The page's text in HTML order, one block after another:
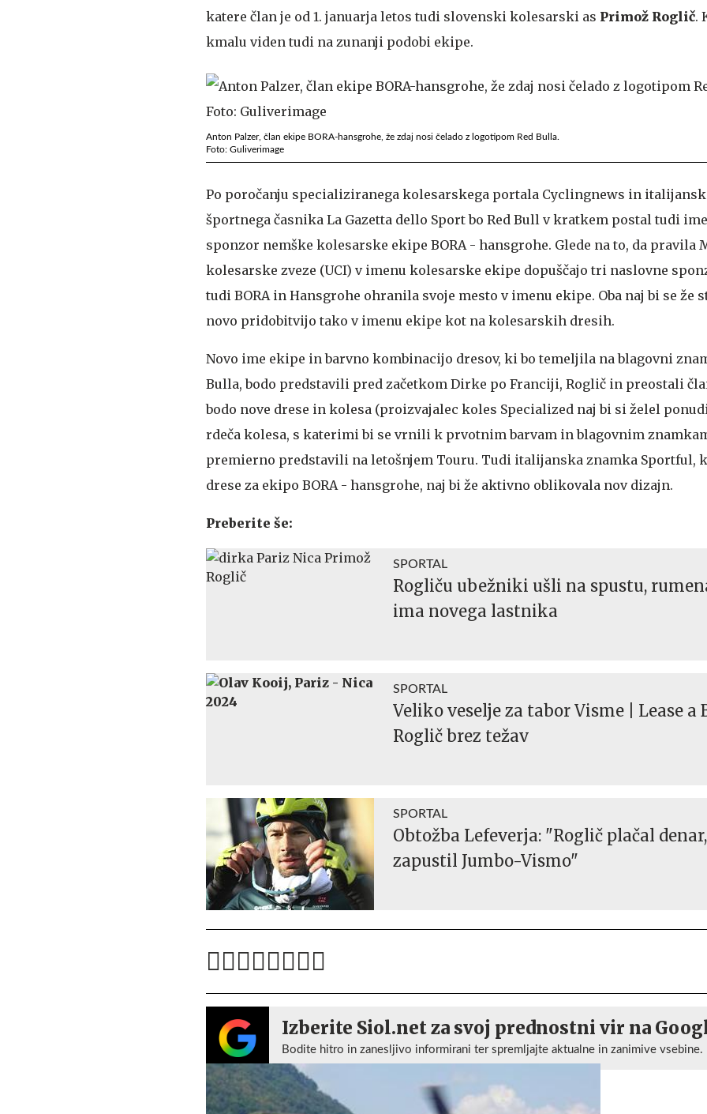
katere član je od 1. januarja letos tudi slovenski kolesarski as Primož Roglič.
kmalu viden tudi na zunanji podobi ekipe.
Anton Palzer, član ekipe BORA-hansgrohe, že zdaj nosi čelado z logotipom Red Bulla.
Foto: Guliverimage
Po poročanju specializiranega kolesarskega portala Cyclingnews in
športnega časnika La Gazetta dello Sport bo Red Bull v kratkem postal tudi
sponzor nemške kolesarske ekipe BORA - hansgrohe. Glede na to, da pravila
kolesarske zveze (UCI) v imenu kolesarske ekipe dopuščajo tri naslovne
tudi BORA in Hansgrohe ohranila svoje mesto v imenu ekipe. Oba naj bi se že
novo pridobitvijo tako v imenu ekipe kot na kolesarskih dresih.
Novo ime ekipe in barvno kombinacijo dresov, ki bo temeljila na blagovni
Bulla, bodo predstavili pred začetkom Dirke po Franciji, Roglič in preostali
bodo nove drese in kolesa (proizvajalec koles Specialized naj bi si želel
rdeča kolesa, s katerimi bi se vrnili k prvotnim barvam in blagovnim
premierno predstavili na letošnjem Touru. Tudi italijanska znamka Sportful,
drese za ekipo BORA - hansgrohe, naj bi že aktivno oblikovala nov dizajn.
Preberite še:
SPORTAL
Rogliču ubežniki ušli na spustu,
ima novega lastnika
SPORTAL
Veliko veselje za tabor Visme | Lease a
Roglič brez težav
SPORTAL
Obtožba Lefeverja: "Roglič plačal
zapustil Jumbo-Vismo"
Izberite Siol.net za svoj prednostni vir na
Bodite hitro in zanesljivo informirani ter spremljajte aktualne in zanimive vsebine.